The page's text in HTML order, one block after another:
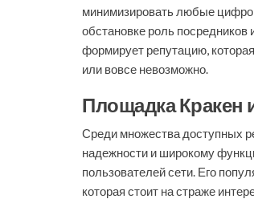
минимизировать любые
обстановке роль посредников
формирует репутацию,
или вовсе невозможно.
Площадка Кракен
Среди множества доступных
надежности и широкому
пользователей сети. Его
которая стоит на страже